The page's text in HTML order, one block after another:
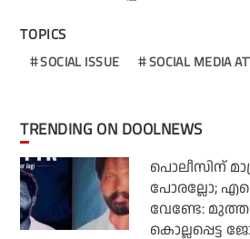
TOPICS
SOCIAL ISSUE SOCIAL MEDIA
TRENDING ON DOOLNEWS
പൊലീസിന്
പോരല്ലോ;
വേണ്ടേ:
കൊല്ലപ്പെട്ട